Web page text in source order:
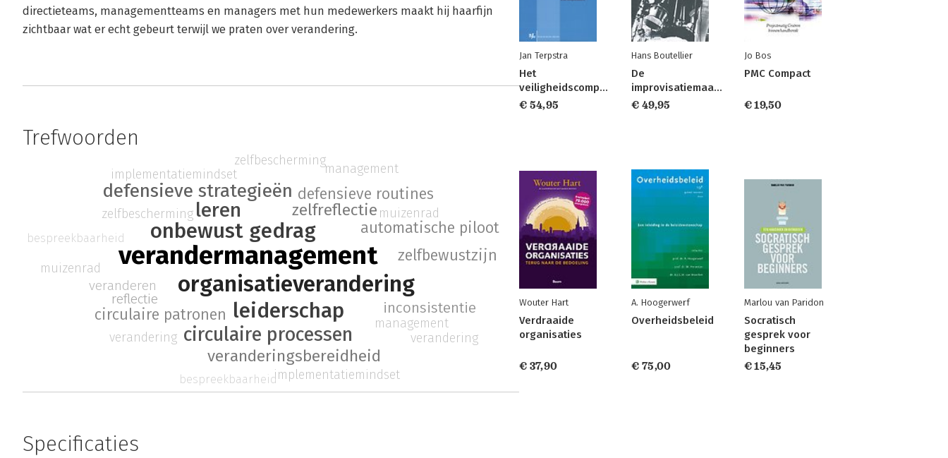
directieteams, managementteams en managers met hun medewerkers maakt hij haarfijn
zichtbaar wat er echt gebeurt terwijl we praten over verandering.
Trefwoorden
verandermanagement
organisatieverandering
onbewust gedrag
leiderschap
leren
circulaire processen
defensieve strategieën
circulaire patronen
zelfreflectie
veranderingsbereidheid
defensieve routines
automatische piloot
zelfbewustzijn
inconsistentie
reflectie
veranderen
zelfbescherming
management
verandering
implementatiemindset
muizenrad
bespreekbaarheid
zelfbescherming
management
verandering
implementatiemindset
muizenrad
bespreekbaarheid
Specificaties
Jan Terpstra
Het
veiligheidscomplex
€ 54,95
Hans Boutellier
De
improvisatiemaatschappij
€ 49,95
Jo Bos
PMC Compact
€ 19,50
Wouter Hart
Verdraaide
organisaties
€ 37,90
A. Hoogerwerf
Overheidsbeleid
€ 75,00
Marlou van Paridon
Socratisch
gesprek voor
beginners
€ 15,45